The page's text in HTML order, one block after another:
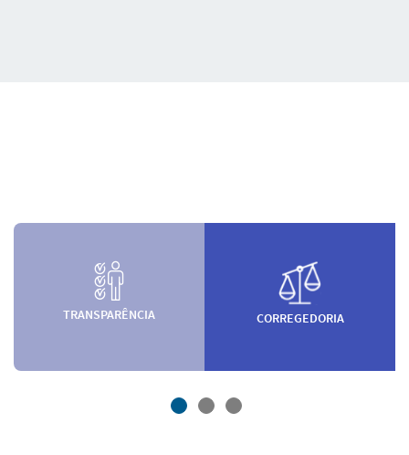
TRANSPARÊNCIA CORREGEDORIA